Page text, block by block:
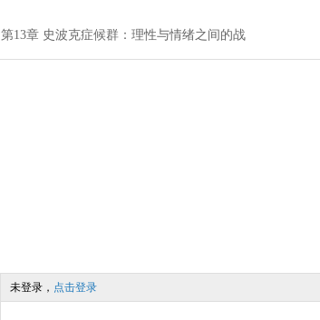
第13章 史波克症候群：理性与情绪之间的战
未登录， 点击登录